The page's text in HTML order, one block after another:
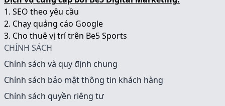
1. SEO theo yêu cầu
2. Chạy quảng cáo Google
3. Cho thuê vị trí trên Be5 Sports
CHÍNH SÁCH
Chính sách và quy định chung
Chính sách bảo mật thông tin khách hàng
Chính sách quyền riêng tư